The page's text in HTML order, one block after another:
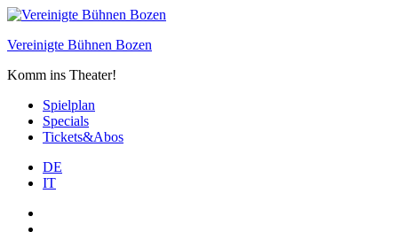
Skip
content
Vereinigte Bühnen Bozen
Komm ins Theater!
Spielplan
Specials
Tickets&Abos
DE
IT